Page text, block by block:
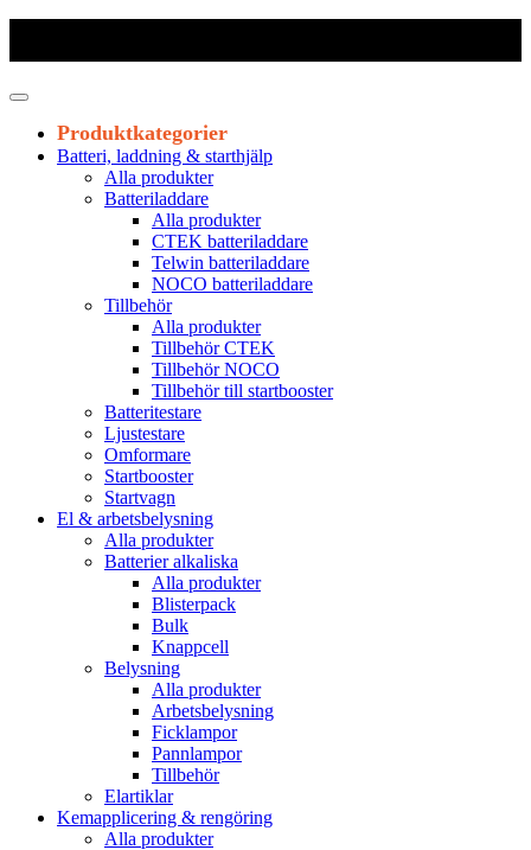
Produktkategorier
Batteri, laddning & starthjälp
Alla produkter
Batteriladdare
Alla produkter
CTEK batteriladdare
Telwin batteriladdare
NOCO batteriladdare
Tillbehör
Alla produkter
Tillbehör CTEK
Tillbehör NOCO
Tillbehör till startbooster
Batteritestare
Ljustestare
Omformare
Startbooster
Startvagn
El & arbetsbelysning
Alla produkter
Batterier alkaliska
Alla produkter
Blisterpack
Bulk
Knappcell
Belysning
Alla produkter
Arbetsbelysning
Ficklampor
Pannlampor
Tillbehör
Elartiklar
Kemapplicering & rengöring
Alla produkter